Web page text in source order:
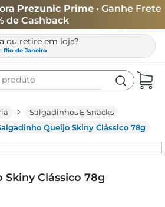
Prezunic Prime • Ganhe Frete
de Cashback
ou retire em loja?
Rio de Janeiro
Salgadinhos E Snacks
Queijo Skiny Clássico 78g
Clássico 78g